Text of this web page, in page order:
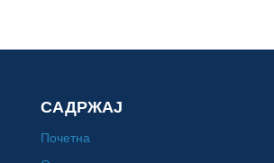
САДРЖАЈ
Почетна